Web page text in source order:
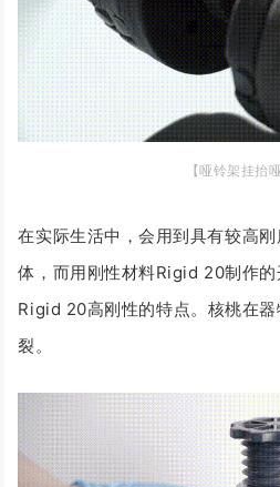
【哑铃架挂抬
在实际生活中，会用到具有较高
体，而用刚性材料Rigid 20制作
Rigid 20高刚性的特点。 核桃在
裂。